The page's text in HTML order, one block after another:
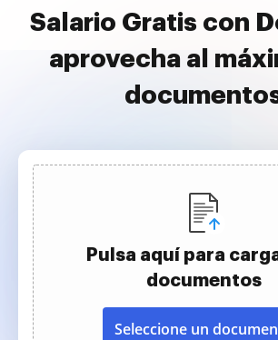
Salario Gratis con
aprovecha al
Pulsa aquí para
documentos
Seleccione un